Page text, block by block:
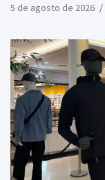
5 de agosto de 2026